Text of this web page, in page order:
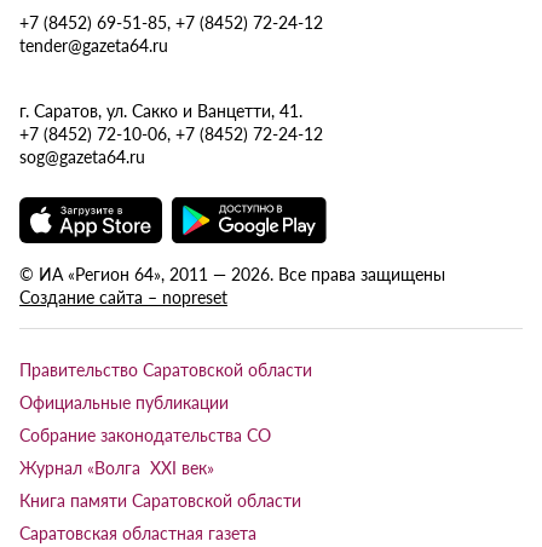
+7 (8452) 69-51-85, +7 (8452) 72-24-12
tender@gazeta64.ru
г. Саратов, ул. Сакко и Ванцетти, 41.
+7 (8452) 72-10-06, +7 (8452) 72-24-12
sog@gazeta64.ru
© ИА «Регион 64», 2011 — 2026. Все права защищены
Создание сайта – nopreset
Правительство Саратовской области
Официальные публикации
Собрание законодательства СО
Журнал «Волга XXI век»
Книга памяти Саратовской области
Саратовская областная газета